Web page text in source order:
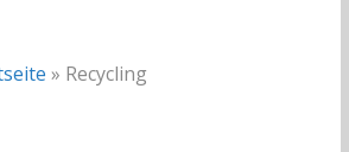
» Recycling